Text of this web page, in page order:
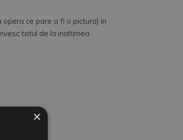
ce pare a fi o pictura) in
totul de la inaltimea
cu
×